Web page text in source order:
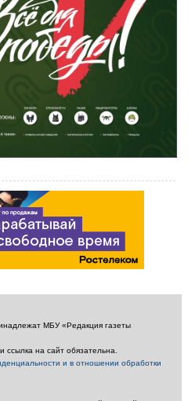
МБУ «Редакция газеты
на сайт обязательна.
и в отношении обработки